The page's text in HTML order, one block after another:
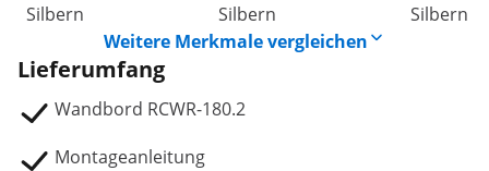
Silbern
Silbern
Silbern
Weitere Merkmale vergleichen
Lieferumfang
Wandbord RCWR-180.2
Montageanleitung